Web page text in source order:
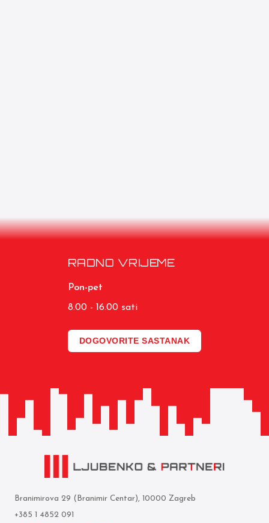
RADNO VRIJEME
Pon-pet
8.00 - 16.00 sati
DOGOVORITE SASTANAK
Branimirova 29 (Branimir Centar), 10000 Zagreb
+385 1 4852 091